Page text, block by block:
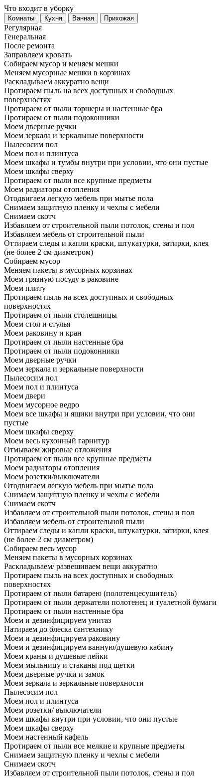
Что входит в уборку
Регу­лярная
Гене­ральная
После ремонта
Заправляем кровать
Собираем мусор и меняем мешки
Меняем мусорные мешки в корзинах
Раскладываем аккуратно вещи
Протираем пыль на всех доступных и свободных
поверхностях
Протираем от пыли торшеры и настенные бра
Протираем от пыли подоконники
Моем дверные ручки
Моем зеркала и зеркальные поверхности
Пылесосим пол
Моем пол и плинтуса
Моем шкафы и тумбы внутри при условии, что они пустые
Моем шкафы сверху
Протираем от пыли все крупные предметы
Моем радиаторы отопления
Отодвигаем легкую мебель при мытье пола
Снимаем защитную пленку и чехлы с мебели
Снимаем скотч
Избавляем от строительной пыли потолок, стены и пол
Избавляем мебель от строительной пыли
Оттираем следы и капли краски, штукатурки, затирки, клея
(не более 2 см диаметром)
Собираем мусор
Меняем пакеты в мусорных корзинах
Моем грязную посуду в раковине
Моем плиту
Протираем пыль на всех доступных и свободных
поверхностях
Протираем от пыли столешницы
Моем стол и стулья
Моем раковину и кран
Протираем от пыли настенные бра
Протираем от пыли подоконники
Моем дверные ручки
Моем зеркала и зеркальные поверхности
Пылесосим пол
Моем пол и плинтуса
Моем двери
Моем мусорное ведро
Моем все шкафы и ящики внутри при условии, что они
пустые
Моем шкафы сверху
Моем весь кухонный гарнитур
Отмываем жировые отложения
Протираем от пыли все крупные предметы
Моем радиаторы отопления
Моем розетки/выключатели
Отодвигаем легкую мебель при мытье пола
Снимаем защитную пленку и чехлы с мебели
Снимаем скотч
Избавляем от строительной пыли потолок, стены и пол
Избавляем мебель от строительной пыли
Оттираем следы и капли краски, штукатурки, затирки, клея
(не более 2 см диаметром)
Собираем весь мусор
Меняем пакеты в мусорных корзинах
Раскладываем/ развешиваем вещи аккуратно
Протираем пыль на всех доступных и свободных
поверхностях
Протираем от пыли батарею (полотенцесушитель)
Протираем от пыли держатели полотенец и туалетной бумаги
Протираем от пыли настенные бра
Моем и дезинфицируем унитаз
Натираем до блеска сантехнику
Моем и дезинфицируем раковину
Моем и дезинфицируем ванную/душевую кабину
Моем краны и душевые лейки
Моем мыльницу и стаканы под щетки
Моем дверные ручки и замок
Моем зеркала и зеркальные поверхности
Пылесосим пол
Моем пол и плинтуса
Моем розетки/ выключатели
Моем шкафы внутри при условии, что они пустые
Моем шкафы сверху
Моем настенный кафель
Протираем от пыли все мелкие и крупные предметы
Снимаем защитную пленку и чехлы с мебели
Снимаем скотч
Избавляем от строительной пыли потолок, стены и пол